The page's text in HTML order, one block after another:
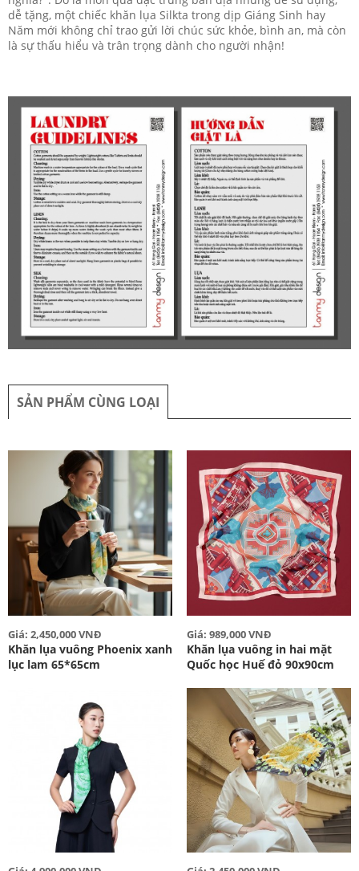
dễ tặng, một chiếc khăn lụa Silkta trong dịp Giáng Sinh hay
Năm mới không chỉ trao gửi lời chúc sức khỏe, bình an, mà còn
là sự thấu hiểu và trân trọng dành cho người nhận!
SẢN PHẨM CÙNG LOẠI
Giá: 2,450,000 VNĐ
Khăn lụa vuông Phoenix xanh
lục lam 65*65cm
Giá: 989,000 VNĐ
Khăn lụa vuông in hai mặt
Quốc học Huế đỏ 90x90cm